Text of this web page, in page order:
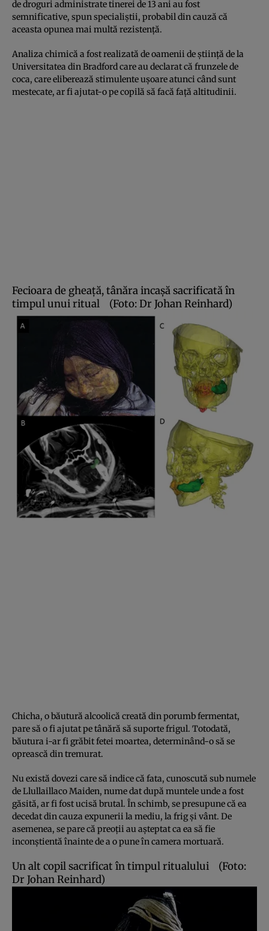
de droguri administrate tinerei de 13 ani au fost
semnificative, spun specialiştii, probabil din cauză că
aceasta opunea mai multă rezistenţă.
Analiza chimică a fost realizată de oamenii de ştiinţă de la
Universitatea din Bradford care au declarat că frunzele de
coca, care eliberează stimulente uşoare atunci când sunt
mestecate, ar fi ajutat-o pe copilă să facă faţă altitudinii.
Fecioara de gheaţă, tânăra incaşă sacrificată în
timpul unui ritual (Foto: Dr Johan Reinhard)
Chicha, o băutură alcoolică creată din porumb fermentat,
pare să o fi ajutat pe tânără să suporte frigul. Totodată,
băutura i-ar fi grăbit fetei moartea, determinând-o să se
oprească din tremurat.
Nu există dovezi care să indice că fata, cunoscută sub numele
de Llullaillaco Maiden, nume dat după muntele unde a fost
găsită, ar fi fost ucisă brutal. În schimb, se presupune că ea
decedat din cauza expunerii la mediu, la frig şi vânt. De
asemenea, se pare că preoţii au aşteptat ca ea să fie
inconştientă înainte de a o pune în camera mortuară.
Un alt copil sacrificat în timpul ritualului (Foto:
Dr Johan Reinhard)